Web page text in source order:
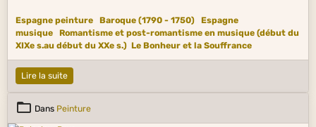
Espagne peinture Baroque (1790 - 1750)
Espagne
musique
Romantisme et post-romantisme en musique (début du
XIXe s.au début du XXe s.) Le Bonheur et la Souffrance
Lire la suite
Dans Peinture